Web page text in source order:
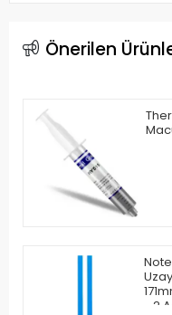
Önerilen
- 2